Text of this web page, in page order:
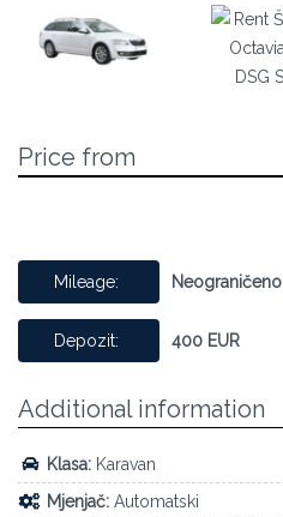
Price from
Mileage: Neograničeno
Depozit: 400 EUR
Additional information
Klasa: Karavan
Mjenjač: Automatski